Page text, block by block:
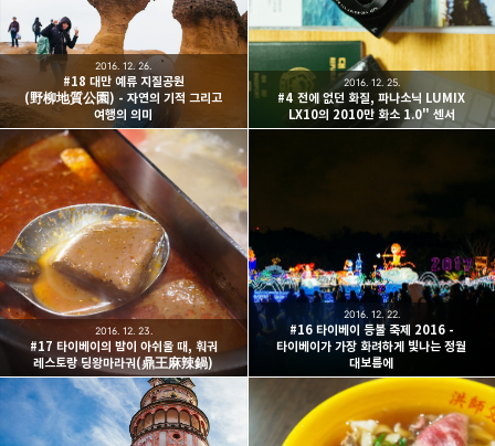
#18 대만 예류 지질공원
(野柳地質公園) - 자연의 기적 그리고
여행의 의미
2016. 12. 26.
#4 전에 없던 화질, 파나소닉 LUMIX
LX10의 2010만 화소 1.0" 센서
2016. 12. 25.
#17 타이베이의 밤이 아쉬울 때, 훠궈
레스토랑 딩왕마라궈(鼎王麻辣鍋)
2016. 12. 23.
#16 타이베이 등불 축제 2016 -
타이베이가 가장 화려하게 빛나는 정월
대보름에
2016. 12. 22.